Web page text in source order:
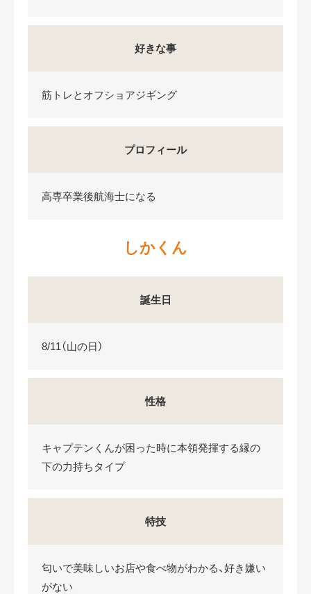
しかくん
誕生日
8/11（山の日）
性格
キャプテンくんが困った時に本領発揮する縁の
下の力持ちタイプ
特技
匂いで美味しいお店や食べ物がわかる、好き嫌い
がない
好きな事
筋トレとオフショアジギング
プロフィール
高専卒業後航海士になる